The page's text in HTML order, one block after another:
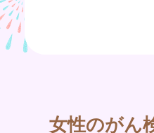
女性のがん